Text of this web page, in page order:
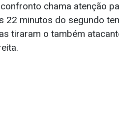
chama atenção
22 minutos do segundo
tiraram o também